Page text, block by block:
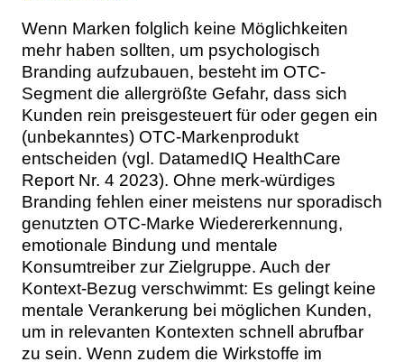
Wenn Marken folglich keine Möglichkeiten
mehr haben sollten, um psychologisch
Branding aufzubauen, besteht im OTC-
Segment die allergrößte Gefahr, dass sich
Kunden rein preisgesteuert für oder gegen ein
(unbekanntes) OTC-Markenprodukt
entscheiden (vgl. DatamedIQ HealthCare
Report Nr. 4 2023). Ohne merk-würdiges
Branding fehlen einer meistens nur sporadisch
genutzten OTC-Marke Wiedererkennung,
emotionale Bindung und mentale
Konsumtreiber zur Zielgruppe. Auch der
Kontext-Bezug verschwimmt: Es gelingt keine
mentale Verankerung bei möglichen Kunden,
um in relevanten Kontexten schnell abrufbar
zu sein. Wenn zudem die Wirkstoffe im